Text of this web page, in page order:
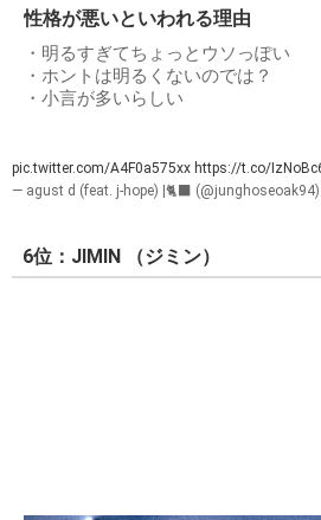
性格が悪いといわれる理由
・明るすぎてちょっとウソっぽい
・ホントは明るくないのでは？
・小言が多いらしい
pic.twitter.com/A4F0a575xx https://t.co/
— agust d (feat. j-hope) |🐈‍⬛ (@junghoseoak94)
6位：JIMIN （ジミン）